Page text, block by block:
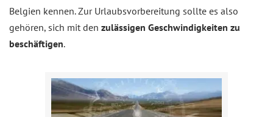
Belgien kennen. Zur Urlaubsvorbereitung sollte es also
gehören, sich mit den zulässigen Geschwindigkeiten zu
beschäftigen.